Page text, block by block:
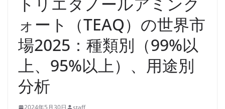
ォート（TEAQ）の世界市
場2025：種類別（99%以
上、95%以上）、用途別
分析
2024年5月30日 staff